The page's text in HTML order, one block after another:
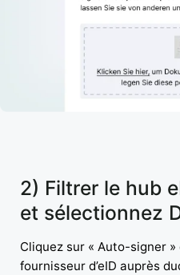
2) Filtrer le hub
et sélectionnez
Cliquez sur « Auto-signer
fournisseur d’eID auprès